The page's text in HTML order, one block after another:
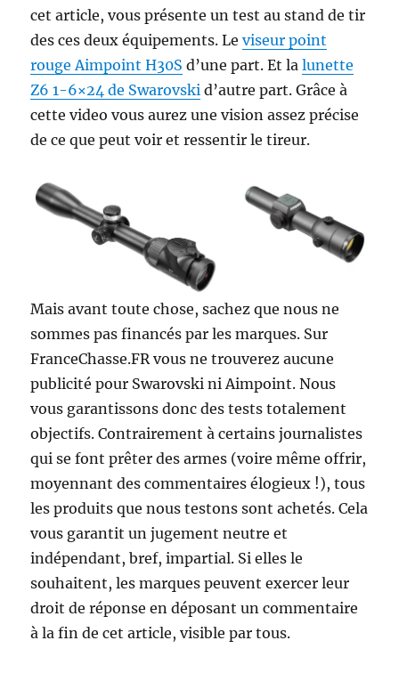
cet article, vous présente un test au stand de tir
des ces deux équipements. Leviseur point
rouge Aimpoint H30S d’une part. Et lalunette
Z6 1-6×24 de Swarovski d’autre part. Grâce à
cette video vous aurez une vision assez précise
de ce que peut voir et ressentir le tireur.
Mais avant toute chose, sachez que nous ne
sommes pas financés par les marques. Sur
FranceChasse.FR vous ne trouverez aucune
publicité pour Swarovski ni Aimpoint. Nous
vous garantissons donc des tests totalement
objectifs. Contrairement à certains journalistes
qui se font prêter des armes (voire même offrir,
moyennant des commentaires élogieux !), tous
les produits que nous testons sont achetés. Cela
vous garantit un jugement neutre et
indépendant, bref, impartial. Si elles le
souhaitent, les marques peuvent exercer leur
droit de réponse en déposant un commentaire
à la fin de cet article, visible par tous.